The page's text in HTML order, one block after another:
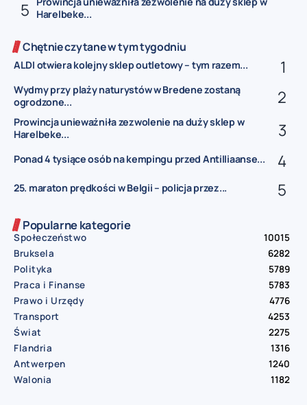
Harelbeke...
Chętnie czytane w tym tygodniu
ALDI otwiera kolejny sklep outletowy – tym razem...
Wydmy przy plaży naturystów w Bredene zostaną
ogrodzone...
Prowincja unieważniła zezwolenie na duży sklep w
Harelbeke...
Ponad 4 tysiące osób na kempingu przed Antilliaanse...
25. maraton prędkości w Belgii – policja przez...
Popularne kategorie
Społeczeństwo
10015
Bruksela
6282
Polityka
5789
Praca i Finanse
5783
Prawo i Urzędy
4776
Transport
4253
Świat
2275
Flandria
1316
Antwerpen
1240
Walonia
1182